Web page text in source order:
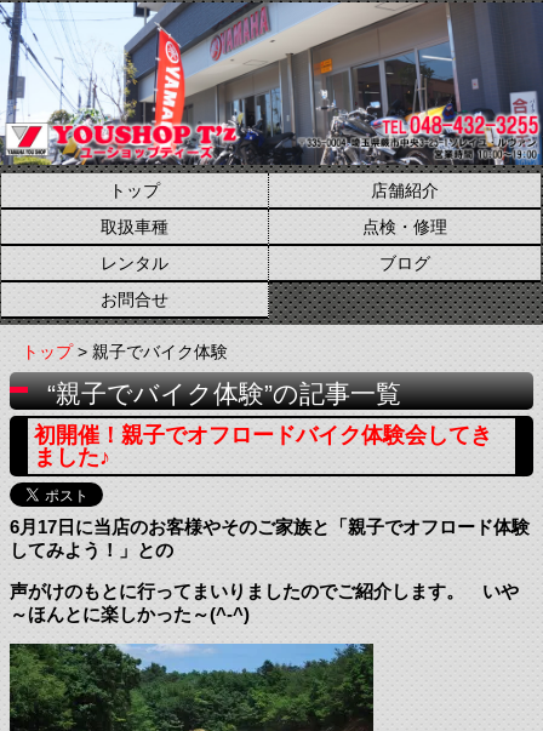
トップ
店舗紹介
取扱車種
点検・修理
レンタル
ブログ
お問合せ
トップ> 親子でバイク体験
“親子でバイク体験”の記事一覧
初開催！親子でオフロードバイク体験会してき
ました♪
6月17日に当店のお客様やそのご家族と「親子でオフロード体験
してみよう！」との
声がけのもとに行ってまいりましたのでご紹介します。 いや
～ほんとに楽しかった～(^-^)